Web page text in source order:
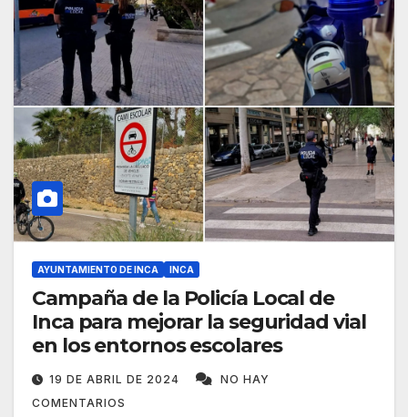
AYUNTAMIENTO DE INCA INCA
Campaña de la Policía Local de
Inca para mejorar la seguridad vial
en los entornos escolares
19 DE ABRIL DE 2024
NO HAY
COMENTARIOS